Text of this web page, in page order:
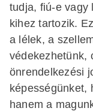
tudja, fiú-e vagy
kihez tartozik.
a lélek, a
védekezhetünk,
önrendelkezési
képességünket,
hanem a